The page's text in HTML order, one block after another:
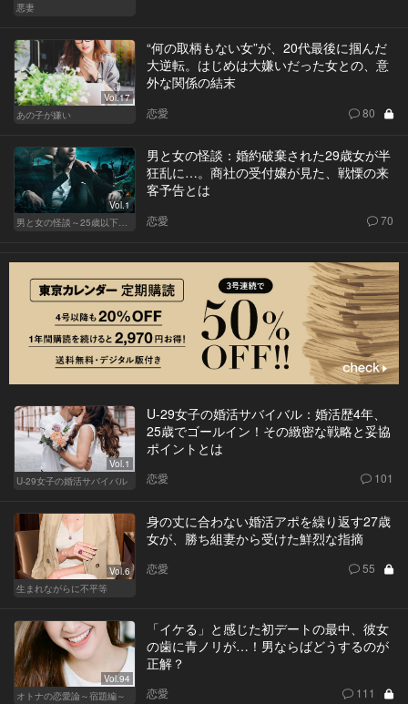
悪妻
Vol.17
あの子が嫌い
“何の取柄もない女”が、20代最後に掴んだ
大逆転。はじめは大嫌いだった女との、意
外な関係の結末
恋愛 80
Vol.1
男と女の怪談～25歳以下閲覧禁止～
男と女の怪談：婚約破棄された29歳女が半
狂乱に…。商社の受付嬢が見た、戦慄の来
客予告とは
恋愛 70
Vol.1
U-29女子の婚活サバイバル
U-29女子の婚活サバイバル：婚活歴4年、
25歳でゴールイン！その緻密な戦略と妥協
ポイントとは
恋愛 101
Vol.6
生まれながらに不平等
身の丈に合わない婚活アポを繰り返す27歳
女が、勝ち組妻から受けた鮮烈な指摘
恋愛 55
Vol.94
オトナの恋愛論～宿題編～
「イケる」と感じた初デートの最中、彼女
の歯に青ノリが…！男ならばどうするのが
正解？
恋愛 111